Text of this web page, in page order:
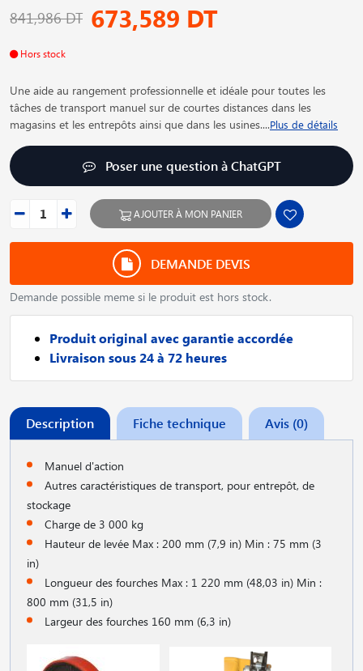
841,986 DT 673,589 DT
Hors stock
Une aide au rangement professionnelle et idéale pour toutes les
tâches de transport manuel sur de courtes distances dans les
magasins et les entrepôts ainsi que dans les usines....Plus de détails
Poser une question à ChatGPT
AJOUTER À MON PANIER
DEMANDE DEVIS
Demande possible meme si le produit est hors stock.
Produit original avec garantie accordée
Livraison sous 24 à 72 heures
Description Fiche technique Avis (0)
Manuel d'action
Autres caractéristiques de transport, pour entrepôt, de
stockage
Charge de 3 000 kg
Hauteur de levée Max : 200 mm (7,9 in) Min : 75 mm (3
in)
Longueur des fourches Max : 1 220 mm (48,03 in) Min :
800 mm (31,5 in)
Largeur des fourches 160 mm (6,3 in)